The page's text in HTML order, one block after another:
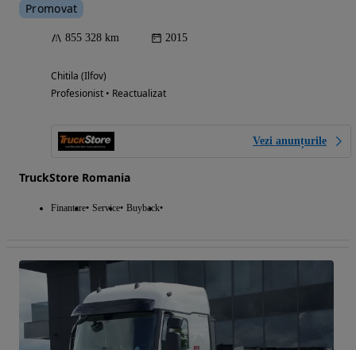
Promovat
855 328 km 2015
Chitila (Ilfov)
Profesionist • Reactualizat
Vezi anunțurile
TruckStore Romania
Finantare Service Buyback